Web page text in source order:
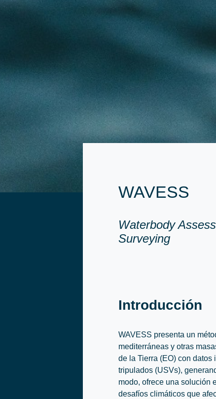
WAVESS
Waterbody
Surveying
Introducción
WAVESS presenta un
mediterráneas y otras
de la Tierra (EO) con
tripulados (USVs),
modo, ofrece una solución
desafíos climáticos que